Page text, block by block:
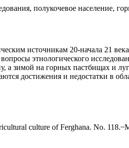
полукочевое население,
источникам 20-начала 21
этнологического
а зимой на горных пастбищах и
достижения и недостатки в
culture of Ferghana. No. 118.